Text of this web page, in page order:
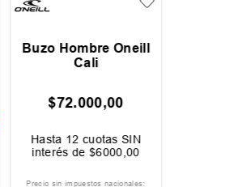
Buzo Hombre Oneill
Lines
$82.800,
Hasta 12cuotas SIN
interés de$6900,
Precio sin impuestos nacionales: